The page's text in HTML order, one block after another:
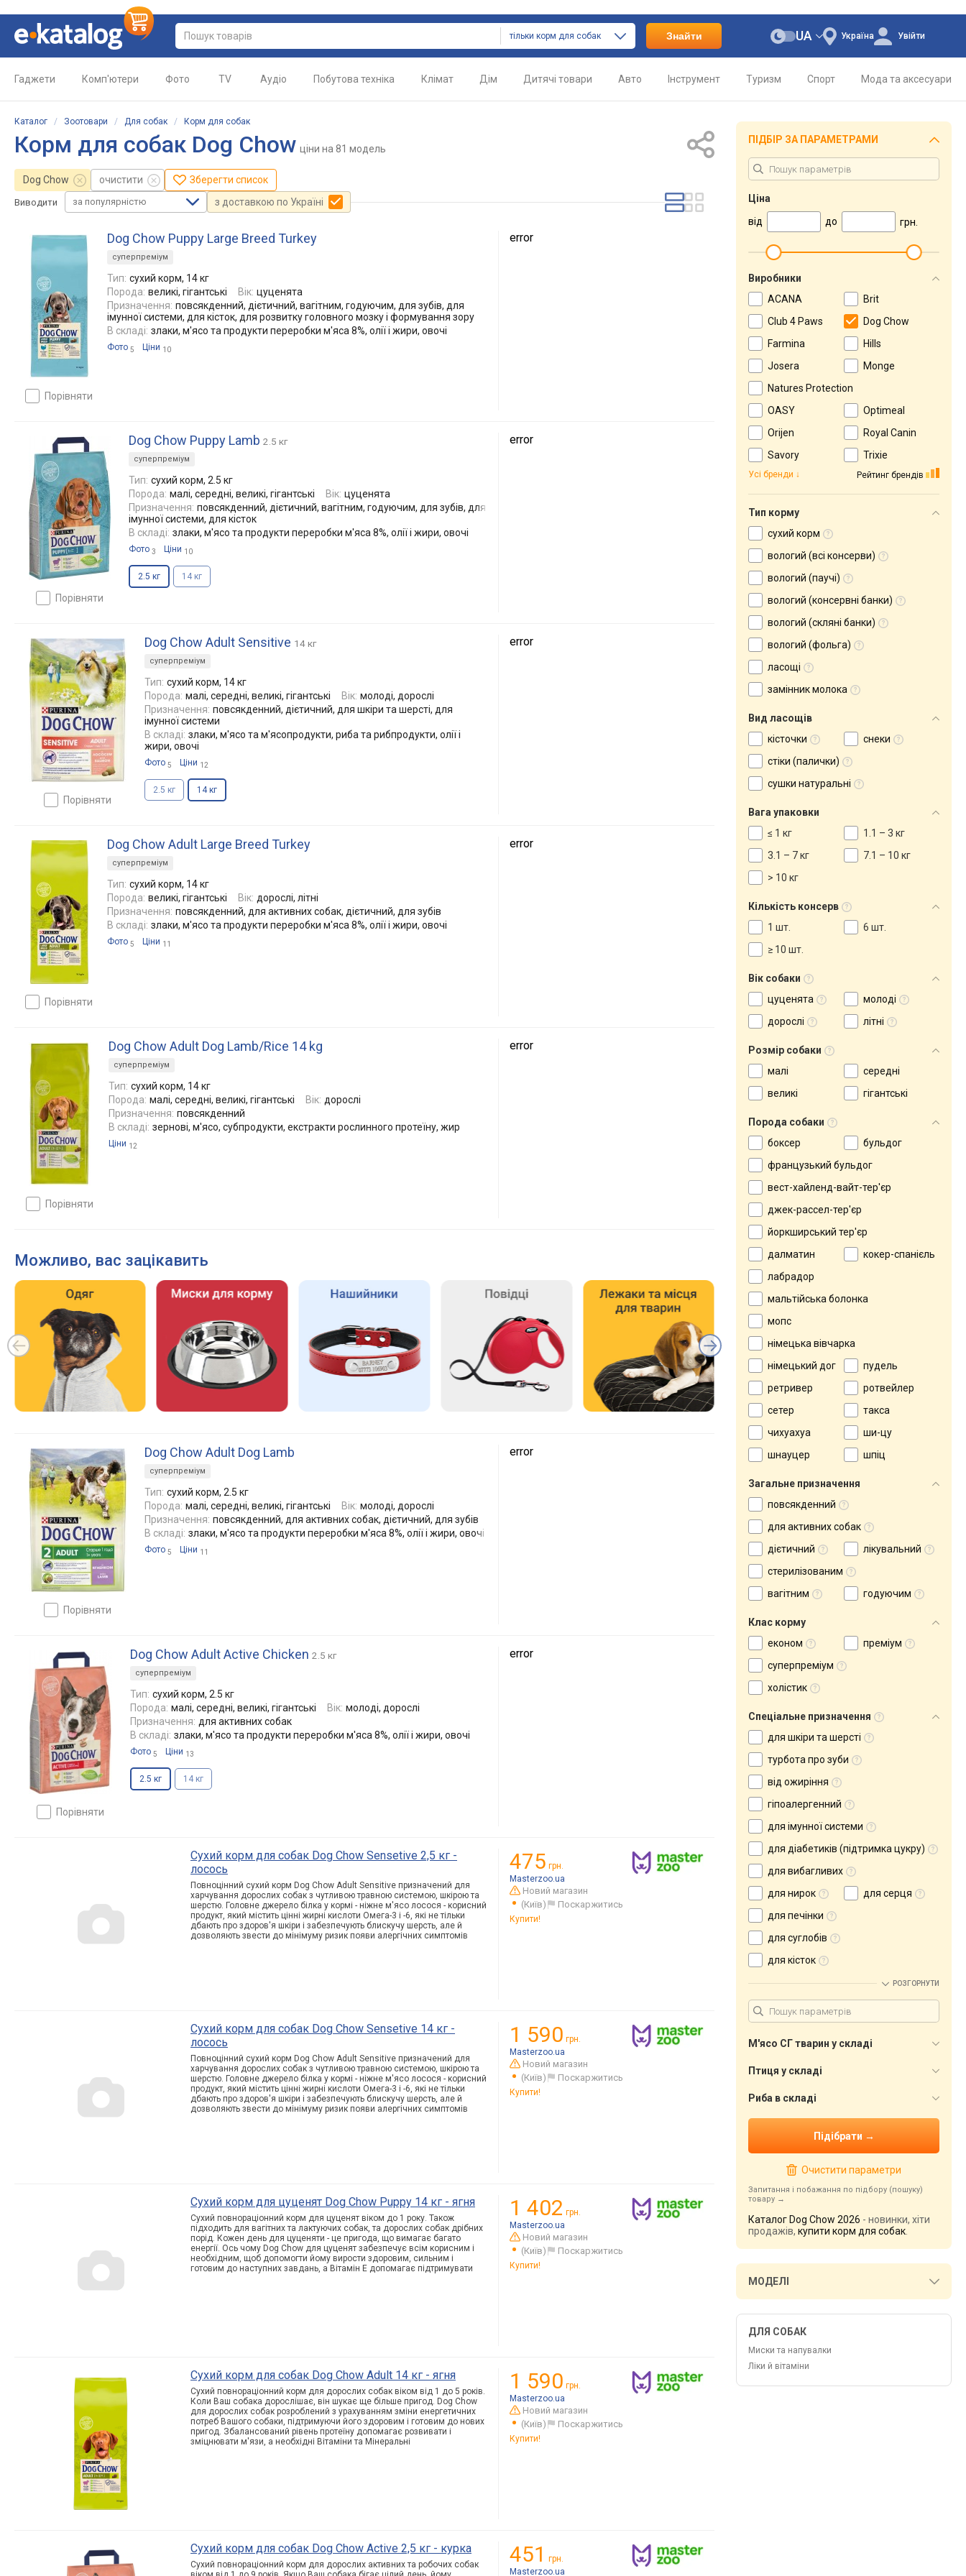
тільки корм для собак Знайти Україна
UA Увійти
Гаджети Комп'ютери Фото TV Аудіо Побутова техніка Клімат Дім Дитячі товари Авто Інструмент Туризм Спорт Мода та аксесуари
Каталог / Зоотовари / Для собак / Корм для собак
Корм для собак Dog Chow ціни на 81 модель
Dog Chow очистити Зберегти список
Виводити за популярністю з доставкою по Україні
порівняти
Dog Chow Puppy Large Breed Turkey
суперпреміум
Тип: сухий корм, 14 кг
Порода: великі, гігантські Вік: цуценята
Призначення: повсякденний, дієтичний, вагітним, годуючим, для зубів, для
імунної системи, для кісток, для розвитку головного мозку і формування зору
В складі: злаки, м'ясо та продукти переробки м'яса 8%, олії і жири, овочі
Фото 5 Ціни 10
error
порівняти
Dog Chow Puppy Lamb 2.5 кг
суперпреміум
Тип: сухий корм, 2.5 кг
Порода: малі, середні, великі, гігантські Вік: цуценята
Призначення: повсякденний, дієтичний, вагітним, годуючим, для зубів, для
імунної системи, для кісток
В складі: злаки, м'ясо та продукти переробки м'яса 8%, олії і жири, овочі
Фото 3 Ціни 10
2.5 кг 14 кг
error
порівняти
Dog Chow Adult Sensitive 14 кг
суперпреміум
Тип: сухий корм, 14 кг
Порода: малі, середні, великі, гігантські Вік: молоді, дорослі
Призначення: повсякденний, дієтичний, для шкіри та шерсті, для
імунної системи
В складі: злаки, м'ясо та м'ясопродукти, риба та рибпродукти, олії і
жири, овочі
Фото 5 Ціни 12
2.5 кг 14 кг
error
порівняти
Dog Chow Adult Large Breed Turkey
суперпреміум
Тип: сухий корм, 14 кг
Порода: великі, гігантські Вік: дорослі, літні
Призначення: повсякденний, для активних собак, дієтичний, для зубів
В складі: злаки, м'ясо та продукти переробки м'яса 8%, олії і жири, овочі
Фото 5 Ціни 11
error
порівняти
Dog Chow Adult Dog Lamb/Rice 14 kg
суперпреміум
Тип: сухий корм, 14 кг
Порода: малі, середні, великі, гігантські Вік: дорослі
Призначення: повсякденний
В складі: зернові, м'ясо, субпродукти, екстракти рослинного протеїну, жир
Ціни 12
error
Можливо, вас зацікавить
порівняти
Dog Chow Adult Dog Lamb
суперпреміум
Тип: сухий корм, 2.5 кг
Порода: малі, середні, великі, гігантські Вік: молоді, дорослі
Призначення: повсякденний, для активних собак, дієтичний, для зубів
В складі: злаки, м'ясо та продукти переробки м'яса 8%, олії і жири, овочі
Фото 5 Ціни 11
error
порівняти
Dog Chow Adult Active Chicken 2.5 кг
суперпреміум
Тип: сухий корм, 2.5 кг
Порода: малі, середні, великі, гігантські Вік: молоді, дорослі
Призначення: для активних собак
В складі: злаки, м'ясо та продукти переробки м'яса 8%, олії і жири, овочі
Фото 5 Ціни 13
2.5 кг 14 кг
error
Cухий корм для собак Dog Chow Sensetive 2,5 кг -
лосось
Повноцінний сухий корм Dog Chow Adult Sensitive призначений для
харчування дорослих собак з чутливою травною системою, шкірою та
шерстю. Головне джерело білка у кормі - ніжне м'ясо лосося - корисний
продукт, який містить цінні жирні кислоти Омега-3 і -6, які не тільки
дбають про здоров'я шкіри і забезпечують блискучу шерсть, але й
дозволяють звести до мінімуму ризик появи алергічних симптомів
475 грн.
Masterzoo.ua
Новий магазин
(Київ)
Поскаржитись
Купити!
Cухий корм для собак Dog Chow Sensetive 14 кг -
лосось
Повноцінний сухий корм Dog Chow Adult Sensitive призначений для
харчування дорослих собак з чутливою травною системою, шкірою та
шерстю. Головне джерело білка у кормі - ніжне м'ясо лосося - корисний
продукт, який містить цінні жирні кислоти Омега-3 і -6, які не тільки
дбають про здоров'я шкіри і забезпечують блискучу шерсть, але й
дозволяють звести до мінімуму ризик появи алергічних симптомів
1 590 грн.
Masterzoo.ua
Новий магазин
(Київ)
Поскаржитись
Купити!
Cухий корм для цуценят Dog Chow Puppy 14 кг - ягня
Сухий повнораціонний корм для цуценят віком до 1 року. Також
підходить для вагітних та лактуючих собак, та дорослих собак дрібних
порід. Кожен день для цуценяти - це пригода, що вимагає багато
енергії. Ось чому Dog Chow для цуценят забезпечує всім корисним і
необхідним, щоб допомогти йому вирости здоровим, сильним і
готовим до наступних завдань, а Вітамін Е допомагає підтримувати
1 402 грн.
Masterzoo.ua
Новий магазин
(Київ)
Поскаржитись
Купити!
Cухий корм для собак Dog Chow Adult 14 кг - ягня
Сухий повнораціонний корм для дорослих собак віком від 1 до 5 років.
Коли Ваш собака дорослішає, він шукає ще більше пригод. Dog Chow
для дорослих собак розроблений з урахуванням зміни енергетичних
потреб Вашого собаки, підтримуючи його здоровим і готовим до нових
пригод. Збалансований рівень протеїну допомагає розвивати і
зміцнювати м'язи, а необхідні Вітаміни та Мінеральні
1 590 грн.
Masterzoo.ua
Новий магазин
(Київ)
Поскаржитись
Купити!
Cухий корм для собак Dog Chow Active 2,5 кг - курка
Сухий повнораціонний корм для дорослих активних та робочих собак
451
грн.
Masterzoo.ua
ПІДБІР ЗА ПАРАМЕТРАМИ
Ціна
від
до грн.
Виробники
ACANA
Brit
Club 4 Paws
Dog Chow
Farmina
Hills
Josera
Monge
Natures Protection
OASY
Optimeal
Orijen
Royal Canin
Savory
Trixie
Рейтинг брендів
Усі бренди
Тип корму
сухий корм
вологий (всі консерви)
вологий (паучі)
вологий (консервні банки)
вологий (скляні банки)
вологий (фольга)
ласощі
замінник молока
Вид ласощів
кісточки
снеки
стіки (палички)
сушки натуральні
Вага упаковки
≤ 1 кг
1.1 – 3 кг
3.1 – 7 кг
7.1 – 10 кг
> 10 кг
Кількість консерв
1 шт.
6 шт.
≥ 10 шт.
Вік собаки
цуценята
молоді
дорослі
літні
Розмір собаки
малі
середні
великі
гігантські
Порода собаки
боксер
бульдог
французький бульдог
вест-хайленд-вайт-тер'єр
джек-рассел-тер'єр
йоркширський тер'єр
далматин
кокер-спанієль
лабрадор
мальтійська болонка
мопс
німецька вівчарка
німецький дог
пудель
ретривер
ротвейлер
сетер
такса
чихуахуа
ши-цу
шнауцер
шпіц
Загальне призначення
повсякденний
для активних собак
дієтичний
лікувальний
стерилізованим
вагітним
годуючим
Клас корму
економ
преміум
суперпреміум
холістик
Спеціальне призначення
для шкіри та шерсті
турбота про зуби
від ожиріння
гіпоалергенний
для імунної системи
для діабетиків (підтримка цукру)
для вибагливих
для нирок
для серця
для печінки
для суглобів
для кісток
РОЗГОРНУТИ
М'ясо СГ тварин у складі
Птиця у складі
Риба в складі
Очистити параметри
Запитання і побажання по підбору (пошуку)
товару
Каталог Dog Chow 2026 - новинки, хіти
продажів, купити корм для собак
МОДЕЛІ
ДЛЯ СОБАК
Миски та напувалки
Ліки й вітаміни